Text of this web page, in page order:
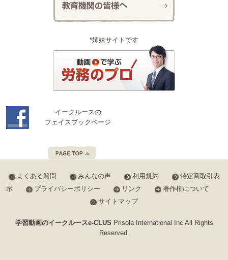
*姉妹サイトです
イークルースの
フェイスブックページ
よくある質問 みんなの声 利用規約
特定商取引表
示
プライバシーポリシー リンク
著作権について
サイトマップ
学習動画のイークルースe-CLUS Prisola International Inc All Rights
Reserved.